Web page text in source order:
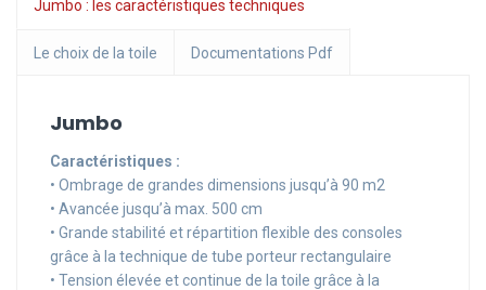
Jumbo : les caractéristiques techniques
Le choix de la toile Documentations Pdf
Jumbo
Caractéristiques :
• Ombrage de grandes dimensions jusqu’à 90 m2
• Avancée jusqu’à max. 500 cm
• Grande stabilité et répartition flexible des consoles
grâce à la technique de tube porteur rectangulaire
• Tension élevée et continue de la toile grâce à la